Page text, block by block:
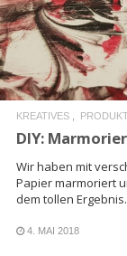
KREATIVES
DIY:
Wir haben mit
Papier marmoriert
dem tollen Ergebnis.
4. MAI 2018